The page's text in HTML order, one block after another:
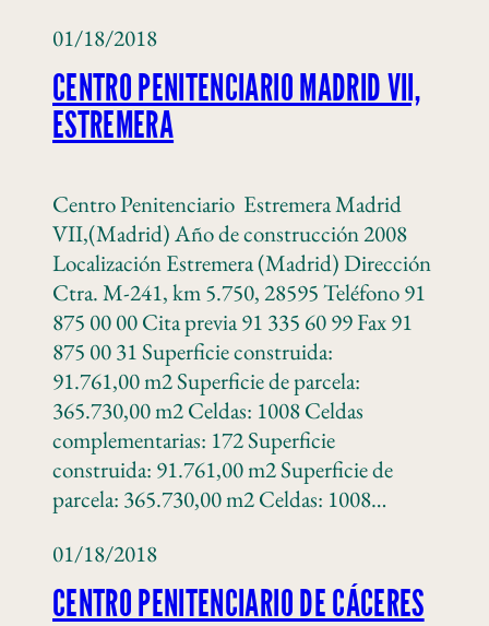
01/18/2018
CENTRO PENITENCIARIO MADRID VII,
ESTREMERA
Centro Penitenciario Estremera Madrid
VII,(Madrid) Año de construcción 2008
Localización Estremera (Madrid) Dirección
Ctra. M-241, km 5.750, 28595 Teléfono 91
875 00 00 Cita previa 91 335 60 99 Fax 91
875 00 31 Superficie construida:
91.761,00 m2 Superficie de parcela:
365.730,00 m2 Celdas: 1008 Celdas
complementarias: 172 Superficie
construida: 91.761,00 m2 Superficie de
parcela: 365.730,00 m2 Celdas: 1008…
01/18/2018
CENTRO PENITENCIARIO DE CÁCERES